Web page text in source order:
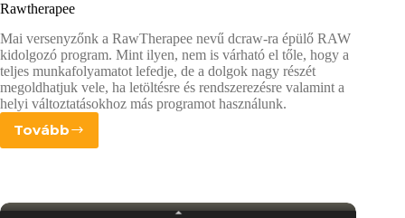
Rawtherapee
Mai versenyzőnk a RawTherapee nevű dcraw-ra épülő RAW
kidolgozó program. Mint ilyen, nem is várható el tőle, hogy a
teljes munkafolyamatot lefedje, de a dolgok nagy részét
megoldhatjuk vele, ha letöltésre és rendszerezésre valamint a
helyi változtatásokhoz más programot használunk.
TovábbRawtherapee